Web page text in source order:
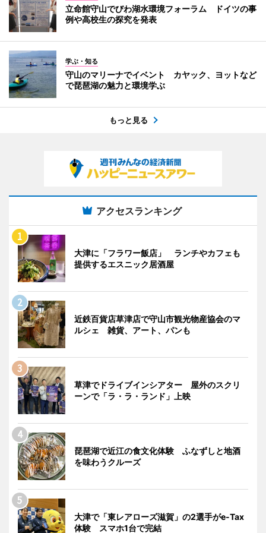
立命館守山でびわ湖水環境フォーラム ドイツの事
例や高校生の探究を発表
学ぶ・知る
守山のマリーナでイベント カヤック、ヨットなど
で琵琶湖の魅力と環境学ぶ
もっと見る
アクセスランキング
大津に「フラワー飯店」 ランチやカフェも
提供するエスニック居酒屋
近鉄百貨店草津店で守山市観光物産協会のマ
ルシェ 雑貨、アート、パンも
草津でドライブインシアター 屋外のスクリ
ーンで「ラ・ラ・ランド」上映
琵琶湖で近江の食文化体験 ふなずしと地酒
を味わうクルーズ
大津で「東レアローズ滋賀」の2選手がe-Tax
体験 スマホ1台で完結